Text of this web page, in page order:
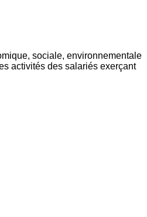
sociale, environnementale
activités des salariés exerçant